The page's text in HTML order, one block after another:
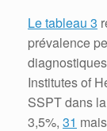
Le tableau 3
prévalence
Institutes of
SSPT dans
3,5%, 31